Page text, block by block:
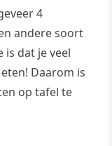
4
andere soort
is dat je veel
Daarom is
op tafel te